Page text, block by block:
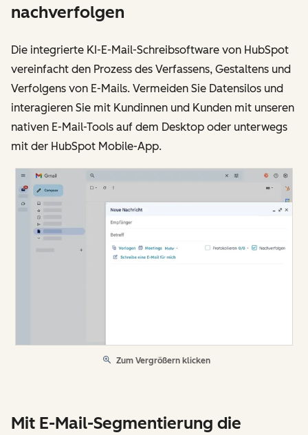
nachverfolgen
Die integrierte KI-E-Mail-Schreibsoftware von HubSpot
vereinfacht den Prozess des Verfassens, Gestaltens und
Verfolgens von E-Mails. Vermeiden Sie Datensilos und
interagieren Sie mit Kundinnen und Kunden mit unseren
nativen E-Mail-Tools auf dem Desktop oder unterwegs
mit der HubSpot Mobile-App.
Zum Vergrößern klicken
Mit E-Mail-Segmentierung die